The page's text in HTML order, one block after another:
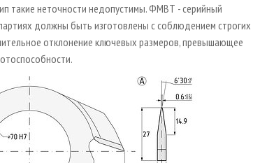
такие неточности недопустимы. ФМВТ - серийный
должны быть изготовлены с соблюдением строгих
отклонение ключевых размеров, превышающее